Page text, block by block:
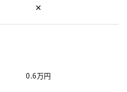
×
0.6万円